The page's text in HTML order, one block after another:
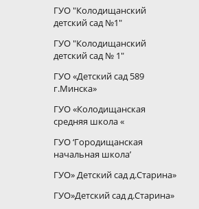
ГУО "Колодищанский
детский сад №1"
ГУО "Колодищанский
детский сад № 1"
ГУО «Детский сад 589
г.Минска»
ГУО «Колодищанская
средняя школа «
ГУО ‘Городищанская
начальная школа’
ГУО» Детский сад д.Старина»
ГУО»Детский сад д.Старина»